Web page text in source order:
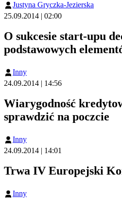
Justyna Gryczka-Jezierska
25.09.2014 | 02:00
O sukcesie start-upu
podstawowych
Inny
24.09.2014 | 14:56
Wiarygodność
sprawdzić na poczcie
Inny
24.09.2014 | 14:01
Trwa IV Europejski
Inny